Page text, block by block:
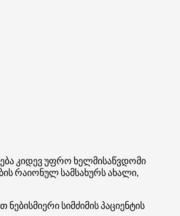
კიდევ უფრო ხელმისაწვდომი
რაიონულ სამსახურს ახალი,
სიმძიმის პაციენტის